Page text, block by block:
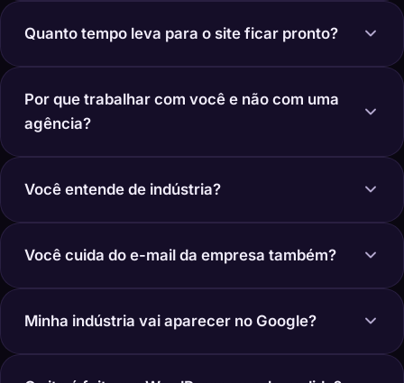
Quanto tempo leva para o site ficar pronto?
Por que trabalhar com você e não com uma
agência?
Você entende de indústria?
Você cuida do e-mail da empresa também?
Minha indústria vai aparecer no Google?